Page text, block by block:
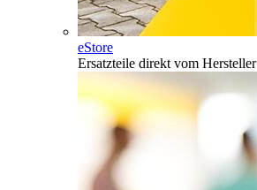
eStore
Ersatzteile direkt vom Hersteller